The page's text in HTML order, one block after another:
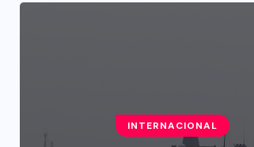
INTERNACIONAL